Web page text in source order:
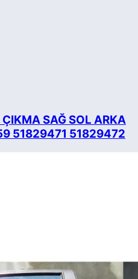
SAĞ SOL ARKA
51829471 51829472